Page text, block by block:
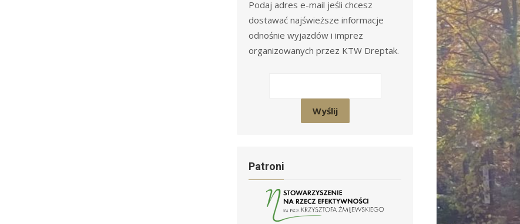
Podaj adres e-mail jeśli chcesz
dostawać najświeższe informacje
odnośnie wyjazdów i imprez
organizowanych przez KTW Dreptak.
Patroni